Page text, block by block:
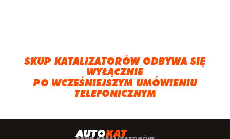
SKUP KATALIZATORÓW ODBYWA SIĘ
WYŁĄCZNIE
PO WCZEŚNIEJSZYM UMÓWIENIU
TELEFONICZNYM
AUTOKAT